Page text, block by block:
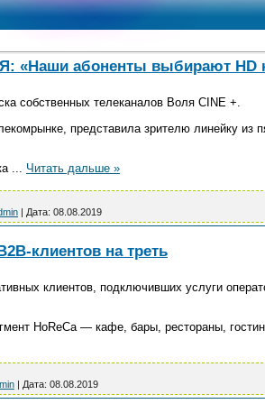
«Наши абоненты выбирают HD
собственных телеканалов Воля CINE +.
представила зрителю линейку из
... Читать дальше »
| Дата: 08.08.2019
клиентов на треть
клиентов, подключивших услуги
HoReCa — кафе, бары, рестораны,
| Дата: 08.08.2019